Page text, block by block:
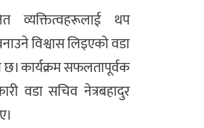
व्यक्तित्वहरूलाई थप
विश्वास लिइएको वडा
कार्यक्रम सफलतापूर्वक
वडा सचिव नेत्रबहादुर